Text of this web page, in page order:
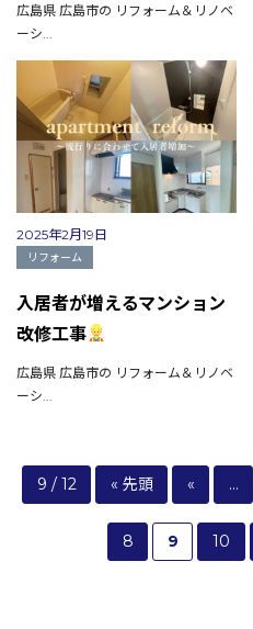
広島県 広島市の リフォーム＆リノベ
ーシ...
2025年2月19日
リフォーム
入居者が増えるマンション
改修工事
広島県 広島市の リフォーム＆リノベ
ーシ...
9 / 12 « 先頭 « ...
8 9 10